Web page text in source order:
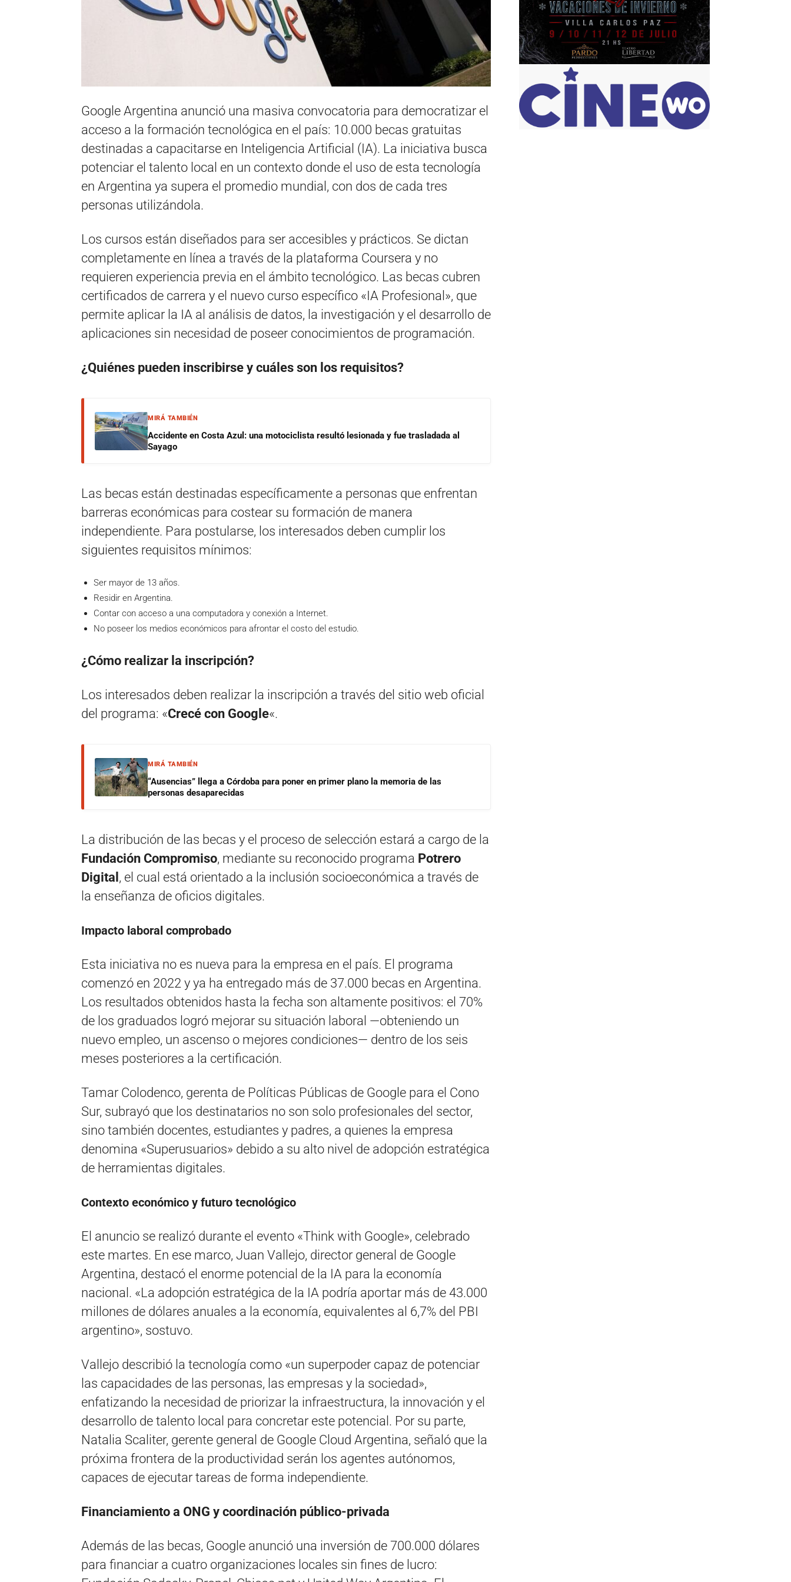
Google Argentina anunció una masiva convocatoria para democratizar el
acceso a la formación tecnológica en el país: 10.000 becas gratuitas
destinadas a capacitarse en Inteligencia Artificial (IA). La iniciativa busca
potenciar el talento local en un contexto donde el uso de esta tecnología
en Argentina ya supera el promedio mundial, con dos de cada tres
personas utilizándola.
Los cursos están diseñados para ser accesibles y prácticos. Se dictan
completamente en línea a través de la plataforma Coursera y no
requieren experiencia previa en el ámbito tecnológico. Las becas cubren
certificados de carrera y el nuevo curso específico «IA Profesional», que
permite aplicar la IA al análisis de datos, la investigación y el desarrollo de
aplicaciones sin necesidad de poseer conocimientos de programación.
¿Quiénes pueden inscribirse y cuáles son los requisitos?
MIRÁ TAMBIÉN
Accidente en Costa Azul: una motociclista resultó lesionada y fue trasladada al
Sayago
Las becas están destinadas específicamente a personas que enfrentan
barreras económicas para costear su formación de manera
independiente. Para postularse, los interesados deben cumplir los
siguientes requisitos mínimos:
Ser mayor de 13 años.
Residir en Argentina.
Contar con acceso a una computadora y conexión a Internet.
No poseer los medios económicos para afrontar el costo del estudio.
¿Cómo realizar la inscripción?
Los interesados deben realizar la inscripción a través del sitio web oficial
del programa: «Crecé con Google«.
MIRÁ TAMBIÉN
“Ausencias” llega a Córdoba para poner en primer plano la memoria de las
personas desaparecidas
La distribución de las becas y el proceso de selección estará a cargo de la
Fundación Compromiso, mediante su reconocido programa Potrero
Digital , el cual está orientado a la inclusión socioeconómica a través de
la enseñanza de oficios digitales.
Impacto laboral comprobado
Esta iniciativa no es nueva para la empresa en el país. El programa
comenzó en 2022 y ya ha entregado más de 37.000 becas en Argentina.
Los resultados obtenidos hasta la fecha son altamente positivos: el 70%
de los graduados logró mejorar su situación laboral —obteniendo un
nuevo empleo, un ascenso o mejores condiciones— dentro de los seis
meses posteriores a la certificación.
Tamar Colodenco, gerenta de Políticas Públicas de Google para el Cono
Sur, subrayó que los destinatarios no son solo profesionales del sector,
sino también docentes, estudiantes y padres, a quienes la empresa
denomina «Superusuarios» debido a su alto nivel de adopción estratégica
de herramientas digitales.
Contexto económico y futuro tecnológico
El anuncio se realizó durante el evento «Think with Google», celebrado
este martes. En ese marco, Juan Vallejo, director general de Google
Argentina, destacó el enorme potencial de la IA para la economía
nacional. «La adopción estratégica de la IA podría aportar más de 43.000
millones de dólares anuales a la economía, equivalentes al 6,7% del PBI
argentino», sostuvo.
Vallejo describió la tecnología como «un superpoder capaz de potenciar
las capacidades de las personas, las empresas y la sociedad»,
enfatizando la necesidad de priorizar la infraestructura, la innovación y el
desarrollo de talento local para concretar este potencial. Por su parte,
Natalia Scaliter, gerente general de Google Cloud Argentina, señaló que la
próxima frontera de la productividad serán los agentes autónomos,
capaces de ejecutar tareas de forma independiente.
Financiamiento a ONG y coordinación público-privada
Además de las becas, Google anunció una inversión de 700.000 dólares
para financiar a cuatro organizaciones locales sin fines de lucro: